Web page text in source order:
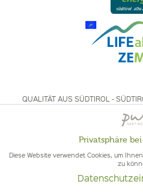
QUALITÄT AUS SÜDTIROL -
Privatsphäre
Diese Website verwendet Cookies, um
zu